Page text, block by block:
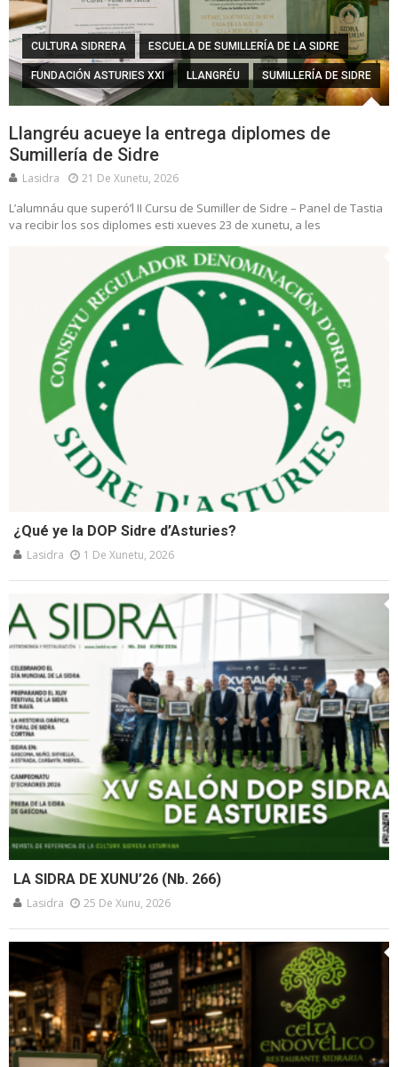
CULTURA SIDRERA ESCUELA DE SUMILLERÍA DE LA SIDRE
FUNDACIÓN ASTURIES XXI LLANGRÉU SUMILLERÍA DE SIDRE
Llangréu acueye la entrega diplomes de
Sumillería de Sidre
Lasidra 21 De Xunetu, 2026
L’alumnáu que superó’l II Cursu de Sumiller de Sidre – Panel de Tastia
va recibir los sos diplomes esti xueves 23 de xunetu, a les
¿Qué ye la DOP Sidre d’Asturies?
Lasidra 1 De Xunetu, 2026
LA SIDRA DE XUNU’26 (Nb. 266)
Lasidra 25 De Xunu, 2026